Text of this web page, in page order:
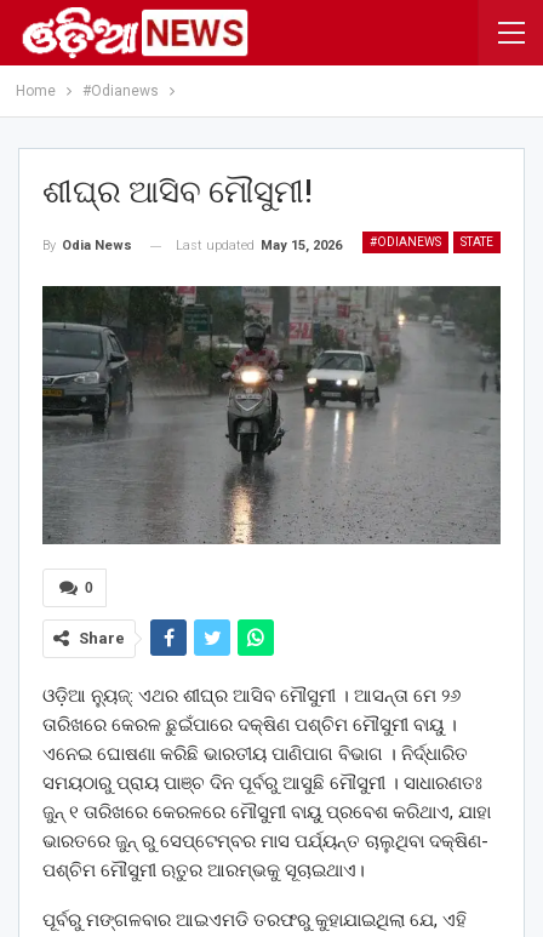
Home #Odianews
ଶୀଘ୍ର ଆସିବ ମୌସୁମୀ!
#ODIANEWS STATE
By Odia News Last updated May 15, 2026
0
Share
ଓଡ଼ିଆ ନ୍ୟୁଜ୍: ଏଥର ଶୀଘ୍ର ଆସିବ ମୌସୁମୀ । ଆସନ୍ତା ମେ ୨୬
ତାରିଖରେ କେରଳ ଛୁଇଁପାରେ ଦକ୍ଷିଣ ପଶ୍ଚିମ ମୌସୁମୀ ବାୟୁ ।
ଏନେଇ ଘୋଷଣା କରିଛି ଭାରତୀୟ ପାଣିପାଗ ବିଭାଗ । ନିର୍ଦ୍ଧାରିତ
ସମୟଠାରୁ ପ୍ରାୟ ପାଞ୍ଚ ଦିନ ପୂର୍ବରୁ ଆସୁଛି ମୌସୁମୀ । ସାଧାରଣତଃ
ଜୁନ୍ ୧ ତାରିଖରେ କେରଳରେ ମୌସୁମୀ ବାୟୁ ପ୍ରବେଶ କରିଥାଏ, ଯାହା
ଭାରତରେ ଜୁନ୍ ରୁ ସେପ୍ଟେମ୍ବର ମାସ ପର୍ଯ୍ୟନ୍ତ ଚାଲୁଥିବା ଦକ୍ଷିଣ-
ପଶ୍ଚିମ ମୌସୁମୀ ଋତୁର ଆରମ୍ଭକୁ ସୂଚାଇଥାଏ।
ପୂର୍ବରୁ ମଙ୍ଗଳବାର ଆଇଏମଡି ତରଫରୁ କୁହାଯାଇଥିଲା ଯେ, ଏହି